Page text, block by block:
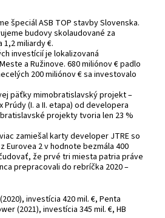
špeciál ASB TOP stavby Slovenska.
budovy skolaudované za
miliardy €.
investícií je lokalizovaná
a Ružinove. 680 miliónov € padlo
200 miliónov € sa investovalo
päťky mimobratislavský projekt –
(I. a II. etapa) od developera
projekty tvoria len 23 %
zamiešal karty developer JTRE so
Eurovea 2 v hodnote bezmála 400
že prvé tri miesta patria práve
prepracovali do rebríčka 2020 –
investícia 420 mil. €, Penta
(2021), investícia 345 mil. €, HB